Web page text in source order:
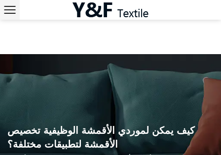
كيف يمكن لموردي الأقمشة الوظيفية تخصيص
الأقمشة لتطبيقات مختلفة؟